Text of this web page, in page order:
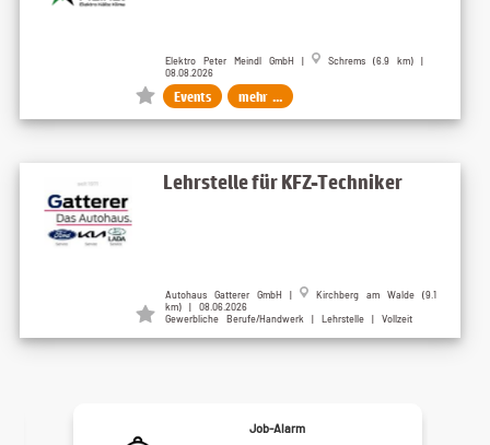
Elektro Peter Meindl GmbH |
Schrems (6.9 km) |
08.08.2026
Events mehr ...
Lehrstelle für KFZ-Techniker
Autohaus Gatterer GmbH |
Kirchberg am Walde (9.1
km) | 08.06.2026
Gewerbliche Berufe/Handwerk | Lehrstelle | Vollzeit
Job-Alarm